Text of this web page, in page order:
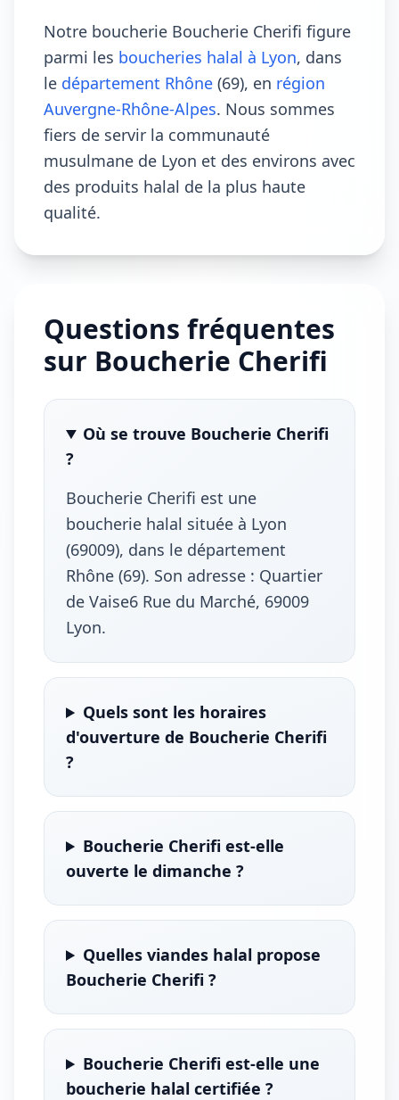
Notre boucherie Boucherie Cherifi figure
parmi les boucheries halal à Lyon, dans
le département Rhône (69), en région
Auvergne-Rhône-Alpes. Nous sommes
fiers de servir la communauté
musulmane de Lyon et des environs avec
des produits halal de la plus haute
qualité.
Questions fréquentes
sur Boucherie Cherifi
Où se trouve Boucherie Cherifi
?
Boucherie Cherifi est une
boucherie halal située à Lyon
(69009), dans le département
Rhône (69). Son adresse : Quartier
de Vaise6 Rue du Marché, 69009
Lyon.
Quels sont les horaires
d'ouverture de Boucherie Cherifi
?
Boucherie Cherifi est-elle
ouverte le dimanche ?
Quelles viandes halal propose
Boucherie Cherifi ?
Boucherie Cherifi est-elle une
boucherie halal certifiée ?